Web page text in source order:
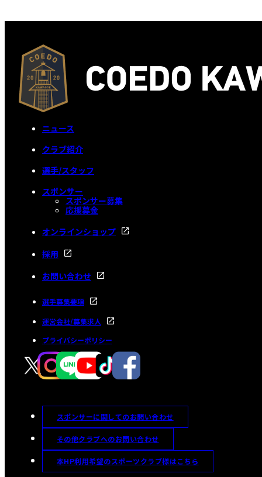
ニュース
クラブ紹介
選手/スタッフ
スポンサー
スポンサー募集
応援募金
オンラインショップ
採用
お問い合わせ
選手募集要項
運営会社/募集求人
プライバシーポリシー
スポンサーに関してのお問い合わせ
その他クラブへのお問い合わせ
本HP利用希望のスポーツクラブ様はこちら